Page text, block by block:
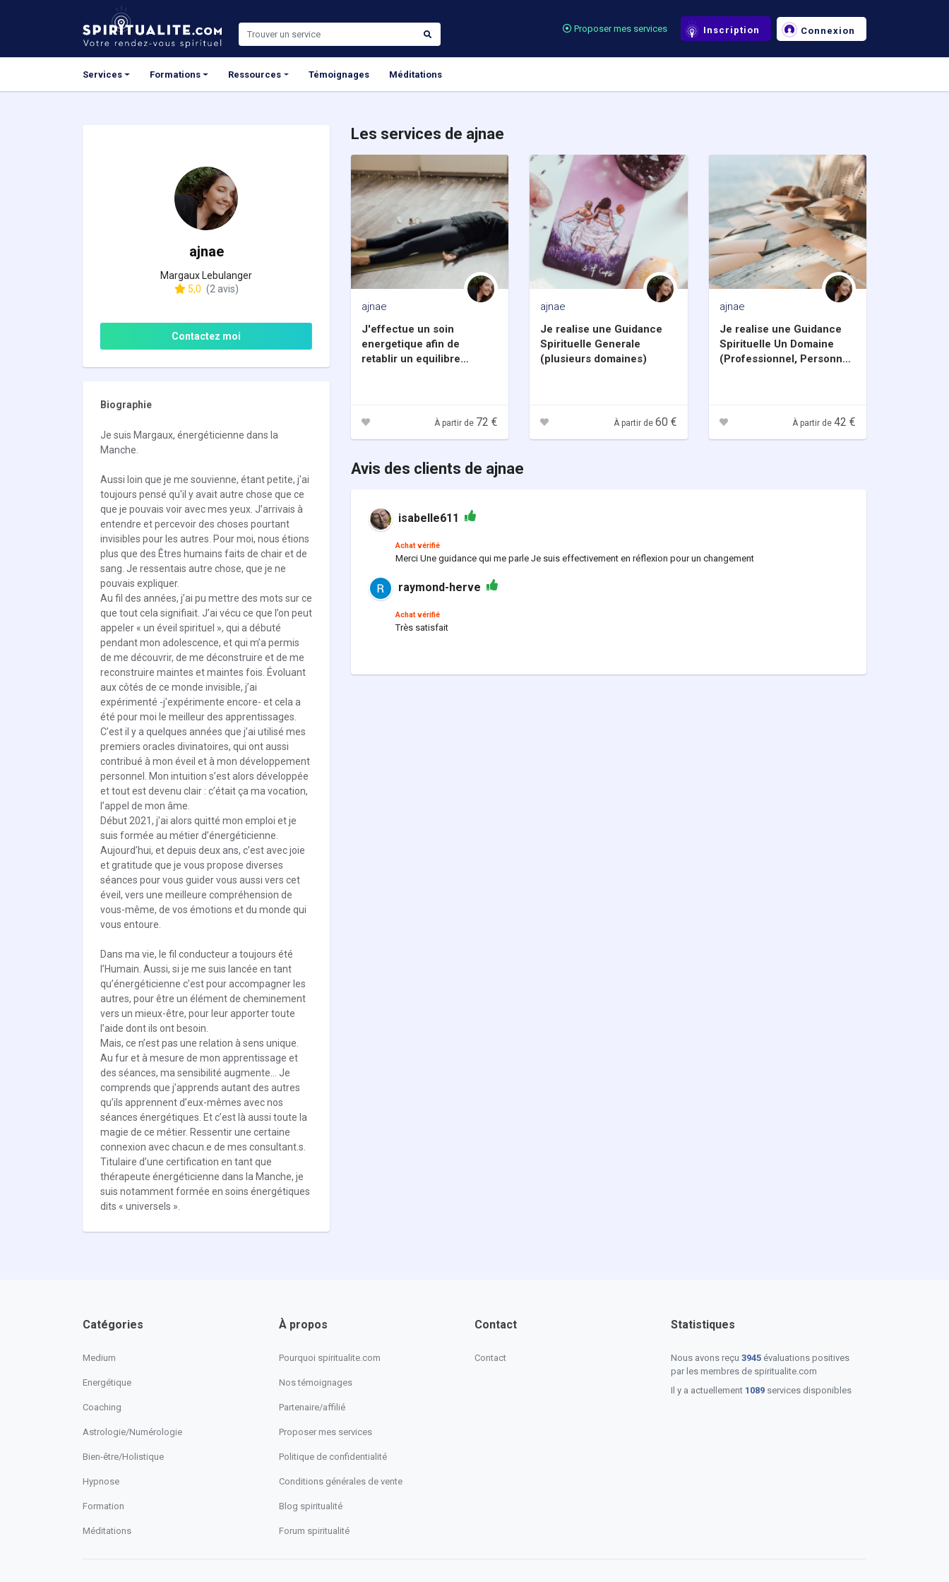
Proposer mes services Inscription Connexion
Services Formations Ressources Témoignages Méditations
ajnae
Margaux Lebulanger
5,0 (2 avis)
Contactez moi
Biographie
Je suis Margaux, énergéticienne dans la
Manche.
Aussi loin que je me souvienne, étant petite, j'ai
toujours pensé qu'il y avait autre chose que ce
que je pouvais voir avec mes yeux. J’arrivais à
entendre et percevoir des choses pourtant
invisibles pour les autres. Pour moi, nous étions
plus que des Êtres humains faits de chair et de
sang. Je ressentais autre chose, que je ne
pouvais expliquer.
Au fil des années, j’ai pu mettre des mots sur ce
que tout cela signifiait. J’ai vécu ce que l’on peut
appeler « un éveil spirituel », qui a débuté
pendant mon adolescence, et qui m’a permis
de me découvrir, de me déconstruire et de me
reconstruire maintes et maintes fois. Évoluant
aux côtés de ce monde invisible, j’ai
expérimenté -j'expérimente encore- et cela a
été pour moi le meilleur des apprentissages.
C’est il y a quelques années que j’ai utilisé mes
premiers oracles divinatoires, qui ont aussi
contribué à mon éveil et à mon développement
personnel. Mon intuition s’est alors développée
et tout est devenu clair : c’était ça ma vocation,
l’appel de mon âme.
Début 2021, j’ai alors quitté mon emploi et je
suis formée au métier d’énergéticienne.
Aujourd’hui, et depuis deux ans, c’est avec joie
et gratitude que je vous propose diverses
séances pour vous guider vous aussi vers cet
éveil, vers une meilleure compréhension de
vous-même, de vos émotions et du monde qui
vous entoure.
Dans ma vie, le fil conducteur a toujours été
l’Humain. Aussi, si je me suis lancée en tant
qu’énergéticienne c’est pour accompagner les
autres, pour être un élément de cheminement
vers un mieux-être, pour leur apporter toute
l’aide dont ils ont besoin.
Mais, ce n’est pas une relation à sens unique.
Au fur et à mesure de mon apprentissage et
des séances, ma sensibilité augmente… Je
comprends que j’apprends autant des autres
qu’ils apprennent d’eux-mêmes avec nos
séances énergétiques. Et c’est là aussi toute la
magie de ce métier. Ressentir une certaine
connexion avec chacun.e de mes consultant.s.
Titulaire d’une certification en tant que
thérapeute énergéticienne dans la Manche, je
suis notamment formée en soins énergétiques
dits « universels ».
Les services de ajnae
ajnae
J'effectue un soin
energetique afin de
retablir un equilibre
À partir de 72 €
ajnae
Je realise une Guidance
Spirituelle Generale
(plusieurs domaines)
À partir de 60 €
ajnae
Je realise une Guidance
Spirituelle Un Domaine
(Professionnel, Personnel,
À partir de 42 €
Avis des clients de ajnae
isabelle611
Achat vérifié
Merci Une guidance qui me parle Je suis effectivement en réflexion pour un changement
raymond-herve
Achat vérifié
Très satisfait
Catégories
Medium
Energétique
Coaching
Astrologie/Numérologie
Bien-être/Holistique
Hypnose
Formation
Méditations
À propos
Pourquoi spiritualite.com
Nos témoignages
Partenaire/affilié
Proposer mes services
Politique de confidentialité
Conditions générales de vente
Blog spiritualité
Forum spiritualité
Contact
Contact
Statistiques
Nous avons reçu 3945évaluations positives
par les membres de spiritualite.com
Il y a actuellement 1089services disponibles
Panneau de gestion des cookies